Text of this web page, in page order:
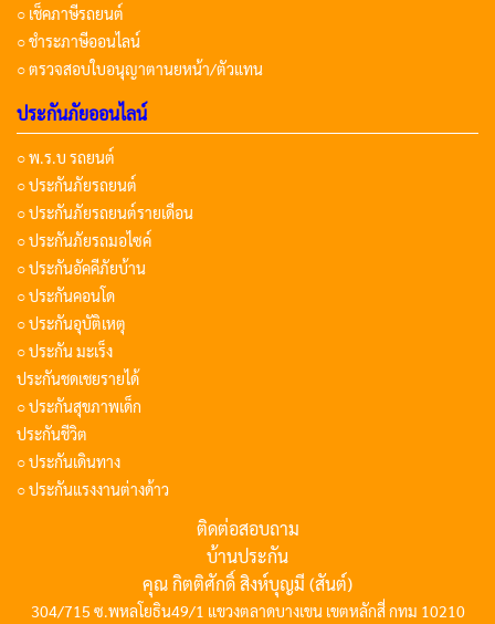
○ เช็คภาษีรถยนต์
○ ชำระภาษีออนไลน์
○ ตรวจสอบใบอนุญาตานยหน้า/ตัวแทน
ประกันภัยออนไลน์
○ พ.ร.บ รถยนต์
○ ประกันภัยรถยนต์
○ ประกันภัยรถยนต์รายเดือน
○ ประกันภัยรถมอไซค์
○ ประกันอัคคีภัยบ้าน
○ ประกันคอนโด
○ ประกันอุบัติเหตุ
○ ประกัน มะเร็ง
ประกันชดเชยรายได้
○ ประกันสุขภาพเด็ก
ประกันชีวิต
○ ประกันเดินทาง
○ ประกันแรงงานต่างด้าว
ติดต่อสอบถาม
บ้านประกัน
คุณ กิตติศักดิ์ สิงห์บุญมี (สันต์)
304/715 ซ.พหลโยธิน49/1 แขวงตลาดบางเขน เขตหลักสี่ กทม 10210